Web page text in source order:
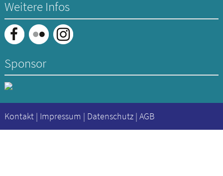
Weitere Infos
Sponsor
Kontakt | Impressum | Datenschutz | AGB